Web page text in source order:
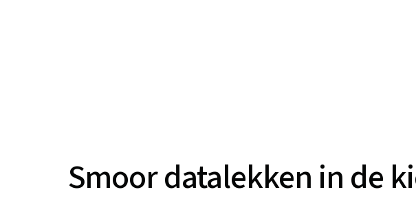
Smoor datalekken in de